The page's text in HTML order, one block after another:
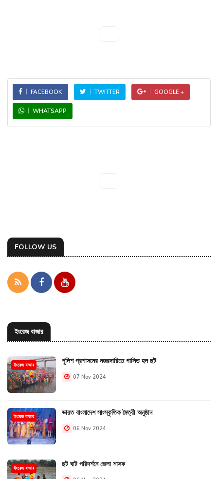
FACEBOOK TWITTER GOOGLE +
WHATSAPP
FOLLOW US
ইংরেজ বাজার
ইংরেজ বাজার পুলিশ প্রশাসনের নজরদারিতে পালিত হল ছট
07 Nov 2024
ইংরেজ বাজার ভারত বাংলাদেশ সাংস্কৃতিক মৈত্রী অনুষ্ঠান
06 Nov 2024
ইংরেজ বাজার ছট ঘাট পরিদর্শনে জেলা শাসক